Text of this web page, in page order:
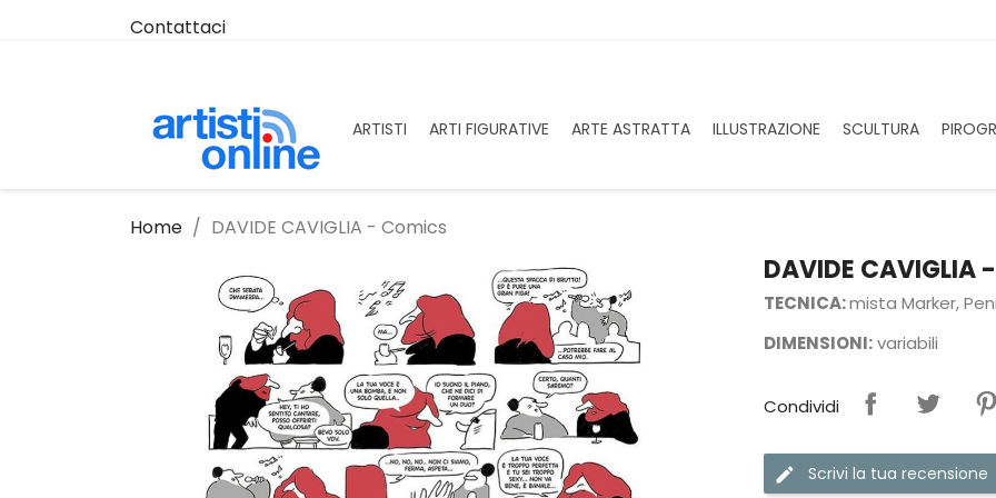
Contattaci
ARTISTI ARTI FIGURATIVE ARTE ASTRATTA ILLUSTRAZIONE SCULTURA
Home DAVIDE CAVIGLIA - Comics
DAVIDE CAVIGLIA
TECNICA:mista Marker,
DIMENSIONI:variabili
Condividi
Scrivi la tua recensione